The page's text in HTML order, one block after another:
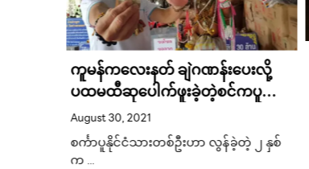
ကူမန်ကလေးနတ် ချဲဂဏန်းပေးလို့
ပထမထီဆုပေါက်ဖူးခဲ့တဲ့စင်ကပူ
နိုင်ငံသား
August 30, 2021
စင်္ကာပူနိုင်ငံသားတစ်ဦးဟာ လွန်ခဲ့တဲ့ ၂ နှစ်
က …